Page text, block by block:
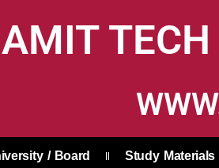
AMIT TECH
/ Board Study Materials